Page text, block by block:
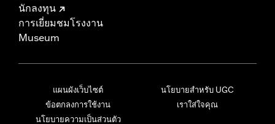
นักลงทุน
การเยี่ยมชมโรงงาน
Museum
แผนผังเว็บไซต์
ข้อตกลงการใช้งาน
นโยบายความเป็นส่วนตัว
นโยบายสำหรับ UGC
เราใส่ใจคุณ